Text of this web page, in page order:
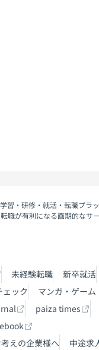
習・研修・就活・転職プラ
職が有利になる画期的なサ
未経験転職
新卒就活
ェック
マンガ・ゲーム
paiza times
えの企業様へ
中途求